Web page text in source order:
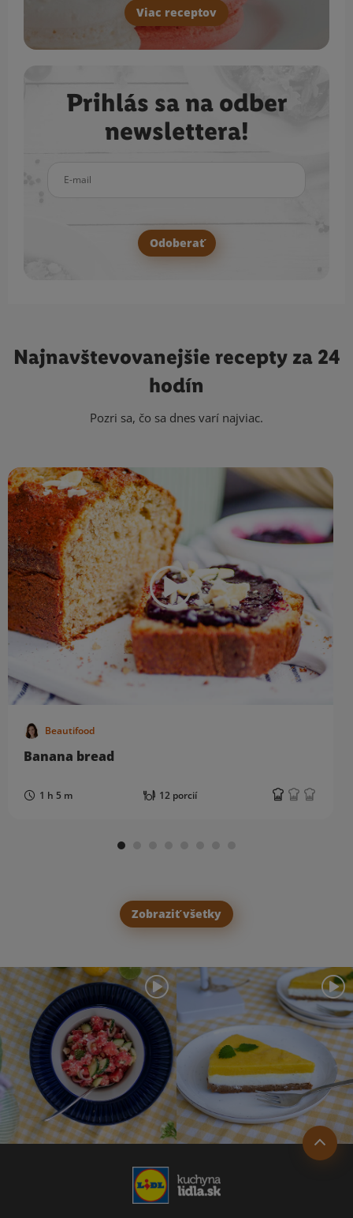
Viac receptov
Prihlás sa na odber
newslettera!
Odoberať
Najnavštevovanejšie recepty za 24
hodín
Pozri sa, čo sa dnes varí najviac.
Beautifood
Banana bread
1 h 5 m 12 porcií
Zobraziť všetky